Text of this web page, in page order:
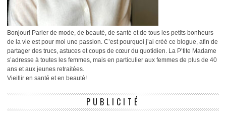
Bonjour! Parler de mode, de beauté, de santé et de tous les petits bonheurs
de la vie est pour moi une passion. C’est pourquoi j’ai créé ce blogue, afin de
partager des trucs, astuces et coups de cœur du quotidien. La P’tite Madame
s’adresse à toutes les femmes, mais en particulier aux femmes de plus de 40
ans et aux jeunes retraitées.
Vieillir en santé et en beauté!
PUBLICITÉ